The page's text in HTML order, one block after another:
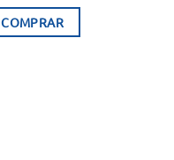
COMPRAR